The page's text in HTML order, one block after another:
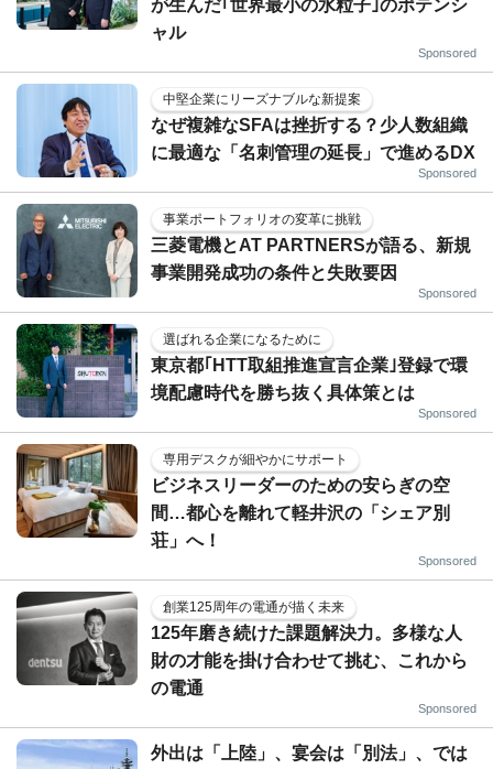
が生んだ｢世界最小の水粒子｣のポテンシ
ャル
Sponsored
中堅企業にリーズナブルな新提案
なぜ複雑なSFAは挫折する？少人数組織
に最適な「名刺管理の延長」で進めるDX
Sponsored
事業ポートフォリオの変革に挑戦
三菱電機とAT PARTNERSが語る、新規
事業開発成功の条件と失敗要因
Sponsored
選ばれる企業になるために
東京都｢HTT取組推進宣言企業｣登録で環
境配慮時代を勝ち抜く具体策とは
Sponsored
専用デスクが細やかにサポート
ビジネスリーダーのための安らぎの空
間…都心を離れて軽井沢の「シェア別
荘」へ！
Sponsored
創業125周年の電通が描く未来
125年磨き続けた課題解決力。多様な人
財の才能を掛け合わせて挑む、これから
の電通
Sponsored
外出は「上陸」、宴会は「別法」、では